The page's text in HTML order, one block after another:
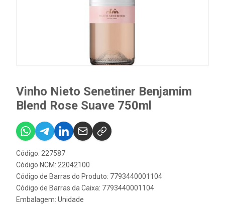
Vinho Nieto Senetiner Benjamim
Blend Rose Suave 750ml
Código: 227587
Código NCM: 22042100
Código de Barras do Produto: 7793440001104
Código de Barras da Caixa: 7793440001104
Embalagem: Unidade